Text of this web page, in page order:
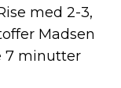
med 2-3,
Madsen
7 minutter